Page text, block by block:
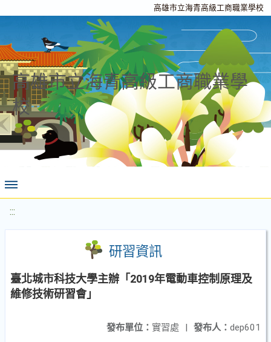
高雄市立海青高級工商職業學校
高雄市立海青高級工商職業學
校
:::
研習資訊
臺北城市科技大學主辦「2019年電動車控制原理及
維修技術研習會」
發布人： dep601
發布單位： 實習處 |